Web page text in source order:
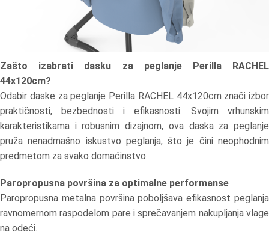
Zašto izabrati dasku za peglanje Perilla RACHEL
44x120cm?
Odabir daske za peglanje Perilla RACHEL 44x120cm znači izbor
praktičnosti, bezbednosti i efikasnosti. Svojim vrhunskim
karakteristikama i robusnim dizajnom, ova daska za peglanje
pruža nenadmašno iskustvo peglanja, što je čini neophodnim
predmetom za svako domaćinstvo.
Paropropusna površina za optimalne performanse
Paropropusna metalna površina poboljšava efikasnost peglanja
ravnomernom raspodelom pare i sprečavanjem nakupljanja vlage
na odeći.